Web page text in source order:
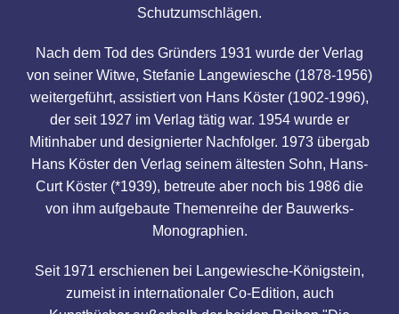
Schutzumschlägen.
Nach dem Tod des Gründers 1931 wurde der Verlag
von seiner Witwe, Stefanie Langewiesche (1878-1956)
weitergeführt, assistiert von Hans Köster (1902-1996),
der seit 1927 im Verlag tätig war. 1954 wurde er
Mitinhaber und designierter Nachfolger. 1973 übergab
Hans Köster den Verlag seinem ältesten Sohn, Hans-
Curt Köster (*1939), betreute aber noch bis 1986 die
von ihm aufgebaute Themenreihe der Bauwerks-
Monographien.
Seit 1971 erschienen bei Langewiesche-Königstein,
zumeist in internationaler Co-Edition, auch